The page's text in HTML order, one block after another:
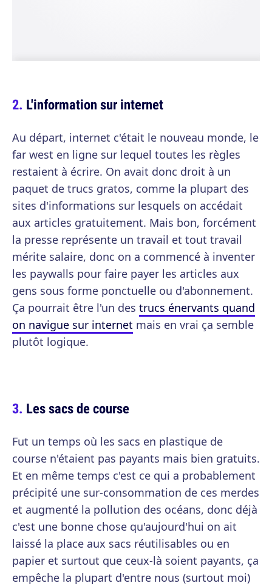
L'information sur internet
Au départ, internet c'était le nouveau monde, le
far west en ligne sur lequel toutes les règles
restaient à écrire. On avait donc droit à un
paquet de trucs gratos, comme la plupart des
sites d'informations sur lesquels on accédait
aux articles gratuitement. Mais bon, forcément
la presse représente un travail et tout travail
mérite salaire, donc on a commencé à inventer
les paywalls pour faire payer les articles aux
gens sous forme ponctuelle ou d'abonnement.
Ça pourrait être l'un des trucs énervants quand
on navigue sur internet mais en vrai ça semble
plutôt logique.
Les sacs de course
Fut un temps où les sacs en plastique de
course n'étaient pas payants mais bien gratuits.
Et en même temps c'est ce qui a probablement
précipité une sur-consommation de ces merdes
et augmenté la pollution des océans, donc déjà
c'est une bonne chose qu'aujourd'hui on ait
laissé la place aux sacs réutilisables ou en
papier et surtout que ceux-là soient payants, ça
empêche la plupart d'entre nous (surtout moi)